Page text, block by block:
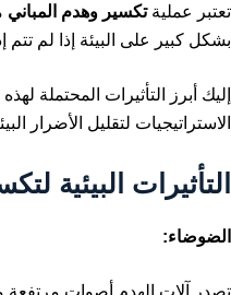
تعتبر عمليةتكسير وهدم المباني
بشكل كبير على البيئة إذا لم
إليك أبرز التأثيرات المحتملة
الاستراتيجيات لتقليل الأضرار
التأثيرات البيئية
الضوضاء:
تصدر آلات الهدم أصوات مرتفعة